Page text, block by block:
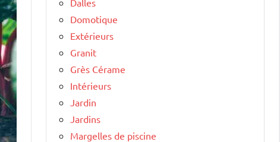
Domotique
Extérieurs
Granit
Grès Cérame
Intérieurs
Jardin
Jardins
Margelles de piscine